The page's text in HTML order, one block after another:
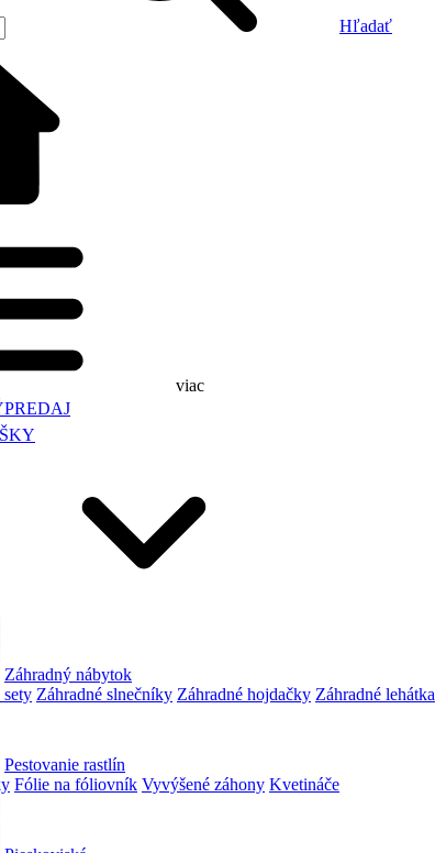
Hľadať
viac
Záhradný nábytok
sety Záhradné slnečníky Záhradné hojdačky Záhradné lehátka
Pestovanie rastlín
Fólie na fóliovník Vyvýšené záhony Kvetináče